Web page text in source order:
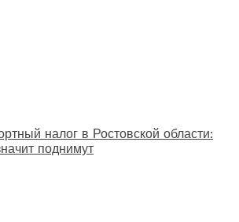
налог в Ростовской области:
поднимут